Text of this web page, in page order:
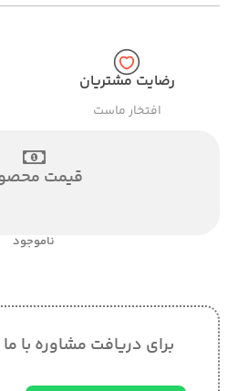
رضایت مشتریان
افتخار ماست
قیمت
ناموجود
برای دریافت مشاوره با ما